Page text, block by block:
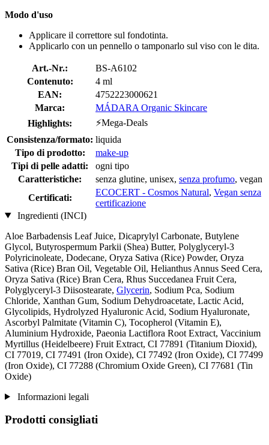
Modo d'uso
Applicare il correttore sul fondotinta.
Applicarlo con un pennello o tamponarlo sul viso con le dita.
Art.-Nr.:
BS-A6102
Contenuto:
4 ml
EAN:
4752223000621
Marca:
MÁDARA Organic Skincare
Highlights:
⚡Mega-Deals
Consistenza/formato: liquida
Tipo di prodotto:
make-up
Tipi di pelle adatti:
ogni tipo
Caratteristiche:
senza glutine, unisex, senza profumo, vegan
Certificati:
ECOCERT - Cosmos Natural, Vegan senza
certificazione
Ingredienti (INCI)
Aloe Barbadensis Leaf Juice, Dicaprylyl Carbonate, Butylene
Glycol, Butyrospermum Parkii (Shea) Butter, Polyglyceryl-3
Polyricinoleate, Dodecane, Oryza Sativa (Rice) Powder, Oryza
Sativa (Rice) Bran Oil, Vegetable Oil, Helianthus Annus Seed Cera,
Oryza Sativa (Rice) Bran Cera, Rhus Succedanea Fruit Cera,
Polyglyceryl-3 Diisostearate, Glycerin, Sodium Pca, Sodium
Chloride, Xanthan Gum, Sodium Dehydroacetate, Lactic Acid,
Glycolipids, Hydrolyzed Hyaluronic Acid, Sodium Hyaluronate,
Ascorbyl Palmitate (Vitamin C), Tocopherol (Vitamin E),
Aluminium Hydroxide, Paeonia Lactiflora Root Extract, Vaccinium
Myrtillus (Heidelbeere) Fruit Extract, CI 77891 (Titanium Dioxid),
CI 77019, CI 77491 (Iron Oxide), CI 77492 (Iron Oxide), CI 77499
(Iron Oxide), CI 77288 (Chromium Oxide Green), CI 77681 (Tin
Oxide)
Informazioni legali
Prodotti consigliati